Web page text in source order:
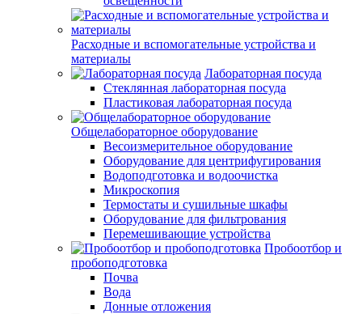
Расходные и вспомогательные устройства и
материалы
Лабораторная посуда
Стеклянная лабораторная посуда
Пластиковая лабораторная посуда
Общелабораторное оборудование
Весоизмерительное оборудование
Оборудование для центрифугирования
Водоподготовка и водоочистка
Микроскопия
Термостаты и сушильные шкафы
Оборудование для фильтрования
Перемешивающие устройства
Пробоотбор и
пробоподготовка
Почва
Вода
Донные отложения